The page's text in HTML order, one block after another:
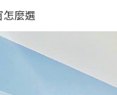
怎麼選